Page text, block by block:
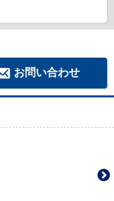
お問い合わせ